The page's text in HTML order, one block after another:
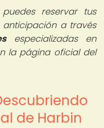
reservar tus
a través
especializadas en
la página oficial del
de Harbin